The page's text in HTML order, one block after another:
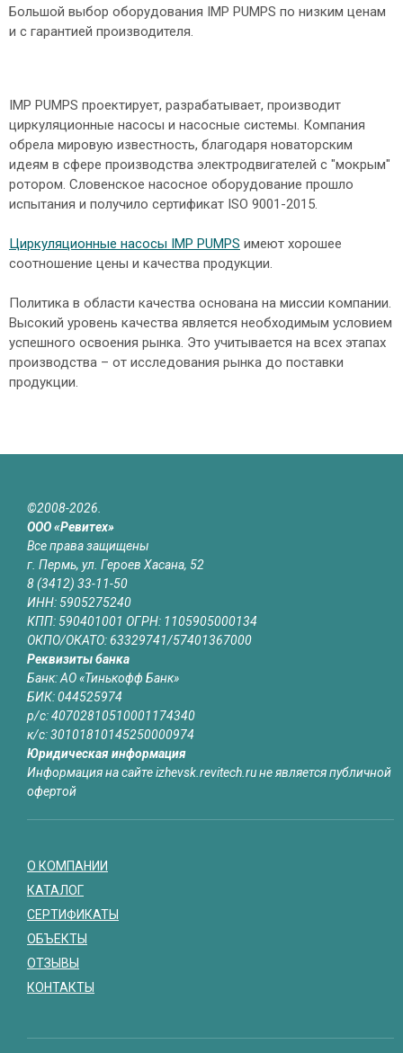
Большой выбор оборудования IMP PUMPS по низким ценам
и с гарантией производителя.
IMP PUMPS проектирует, разрабатывает, производит
циркуляционные насосы и насосные системы. Компания
обрела мировую известность, благодаря новаторским
идеям в сфере производства электродвигателей с "мокрым"
ротором. Словенское насосное оборудование прошло
испытания и получило сертификат ISO 9001-2015.
Циркуляционные насосы IMP PUMPS имеют хорошее
соотношение цены и качества продукции.
Политика в области качества основана на миссии компании.
Высокий уровень качества является необходимым условием
успешного освоения рынка. Это учитывается на всех этапах
производства – от исследования рынка до поставки
продукции.
©2008-2026.
ООО «Ревитех»
Все права защищены
г. Пермь, ул. Героев Хасана, 52
8 (3412) 33-11-50
ИНН: 5905275240
КПП: 590401001 ОГРН: 1105905000134
ОКПО/ОКАТО: 63329741/57401367000
Реквизиты банка
Банк: АО «Тинькофф Банк»
БИК: 044525974
р/с: 40702810510001174340
к/с: 30101810145250000974
Юридическая информация
Информация на сайте izhevsk.revitech.ru не является публичной
офертой
О КОМПАНИИ
КАТАЛОГ
СЕРТИФИКАТЫ
ОБЪЕКТЫ
ОТЗЫВЫ
КОНТАКТЫ